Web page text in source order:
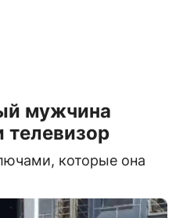
мужчина
телевизор
которые она